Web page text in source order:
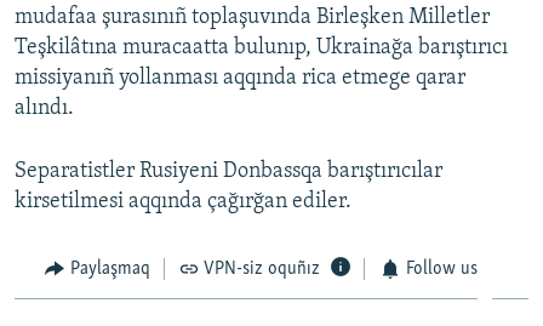
RFE/RS bütün saytları
mudafaa şurasınıñ toplaşuvında Birleşken Milletler
Teşkilâtına muracaatta bulunıp, Ukrainağa barıştırıcı
missiyanıñ yollanması aqqında rica etmege qarar
alındı.
Separatistler Rusiyeni Donbassqa barıştırıcılar
kirsetilmesi aqqında çağırğan ediler.
Paylaşmaq VPN-siz oquñız Follow us